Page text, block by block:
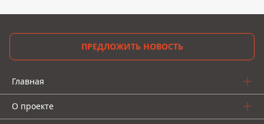
ПРЕДЛОЖИТЬ НОВОСТЬ
Главная
О проекте